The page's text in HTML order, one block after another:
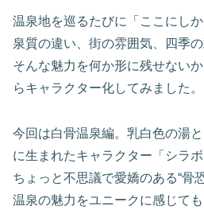
温泉地を巡るたびに「ここにし
泉質の違い、街の雰囲気、四季
そんな魅力を何か形に残せない
らキャラクター化してみました。
今回は白骨温泉編。乳白色の湯
に生まれたキャラクター「シラ
ちょっと不思議で愛嬌のある“骨
温泉の魅力をユニークに感じて